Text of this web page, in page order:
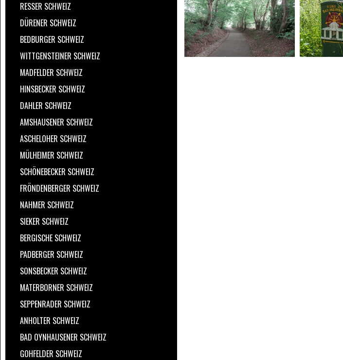
RESSER SCHWEIZ
DÜRENER SCHWEIZ
BEDBURGER SCHWEIZ
WITTGENSTEINER SCHWEIZ
MADFELDER SCHWEIZ
HINSBECKER SCHWEIZ
DAHLER SCHWEIZ
AMSHAUSENER SCHWEIZ
ASCHELOHER SCHWEIZ
MÜLHEIMER SCHWEIZ
SCHÖNEBECKER SCHWEIZ
FRÖNDENBERGER SCHWEIZ
NAHMER SCHWEIZ
SIEKER SCHWEIZ
BERGISCHE SCHWEIZ
PADBERGER SCHWEIZ
SONSBECKER SCHWEIZ
MATERBORNER SCHWEIZ
SEPPENRADER SCHWEIZ
ANHOLTER SCHWEIZ
BAD OYNHAUSENER SCHWEIZ
GOHFELDER SCHWEIZ